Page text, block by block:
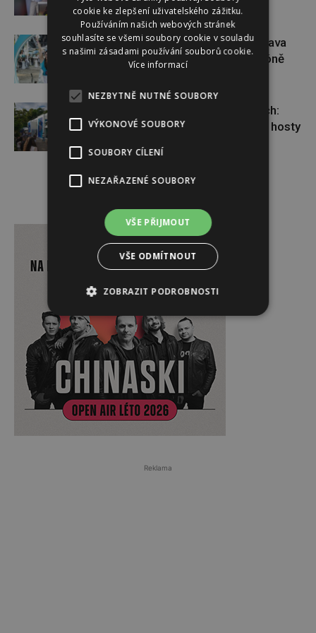
za snem pokračuje dál
Dopřejte si na Colours of Ostrava
pauzu plnou zážitků v IQOS zóně
Nová tvář talk show ve Varech:
Dominik Vršanský přivítal známé hosty
Reklama
Reklama
cookie ke zlepšení uživatelského zážitku.
Používáním našich webových stránek
souhlasíte se všemi soubory cookie v souladu
s našimi zásadami používání souborů cookie.
Více informací
NEZBYTNĚ NUTNÉ SOUBORY
VÝKONOVÉ SOUBORY
SOUBORY CÍLENÍ
NEZAŘAZENÉ SOUBORY
VŠE PŘIJMOUT
VŠE ODMÍTNOUT
ZOBRAZIT PODROBNOSTI